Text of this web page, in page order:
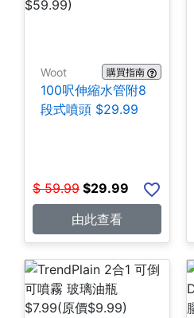
Woot 購買指南
100呎伸縮水管附8
段式噴頭 $29.99
$ 59.99 $29.99
由此查看